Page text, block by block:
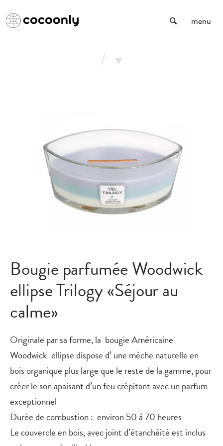
menu
/
Bougie parfumée Woodwick
ellipse Trilogy «Séjour au
calme»
Originale par sa forme, la bougie Américaine
Woodwick ellipsedispose d’ une mèche naturelle en
bois organique plus large que le reste de la gamme, pour
créer le son apaisant d’un feu crépitant avec un parfum
exceptionnel
Durée de combustion : environ 50 à 70 heures
Le couvercle en bois, avec joint d’étanchéité est inclus